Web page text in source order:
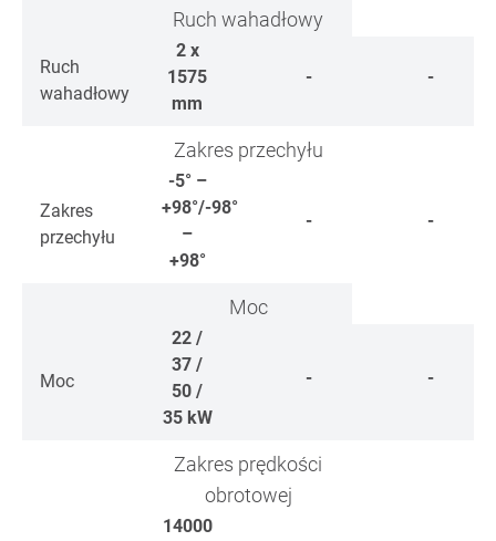
Ruch wahadłowy
Ruch
wahadłowy
2 x
1575
mm
- -
Zakres przechyłu
Zakres
przechyłu
-5° –
+98°/-98°
–
+98°
- -
Moc
Moc
22 /
37 /
50 /
35 kW
- -
Zakres prędkości
obrotowej
14000